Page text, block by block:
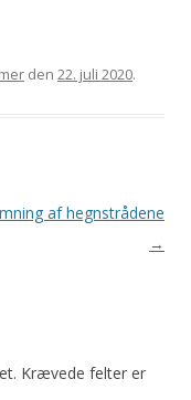
den 22. juli 2020.
af hegnstrådene
→
Krævede felter er